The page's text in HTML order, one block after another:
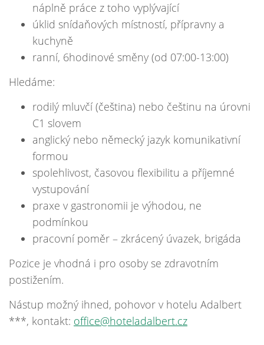
náplně práce z toho vyplývající
úklid snídaňových místností, přípravny a
kuchyně
ranní, 6hodinové směny (od 07:00-13:00)
Hledáme:
rodilý mluvčí (čeština) nebo češtinu na úrovni
C1 slovem
anglický nebo německý jazyk komunikativní
formou
spolehlivost, časovou flexibilitu a příjemné
vystupování
praxe v gastronomii je výhodou, ne
podmínkou
pracovní poměr – zkrácený úvazek, brigáda
Pozice je vhodná i pro osoby se zdravotním
postižením.
Nástup možný ihned, pohovor v hotelu Adalbert
***, kontakt: office@hoteladalbert.cz